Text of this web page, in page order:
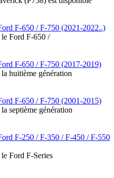
F-650 / F-750 (2021-2022..)
le Ford F-650 /
F-650 / F-750 (2017-2019)
huitième génération
F-650 / F-750 (2001-2015)
septième génération
F-250 / F-350 / F-450 / F-550
Ford F-Series